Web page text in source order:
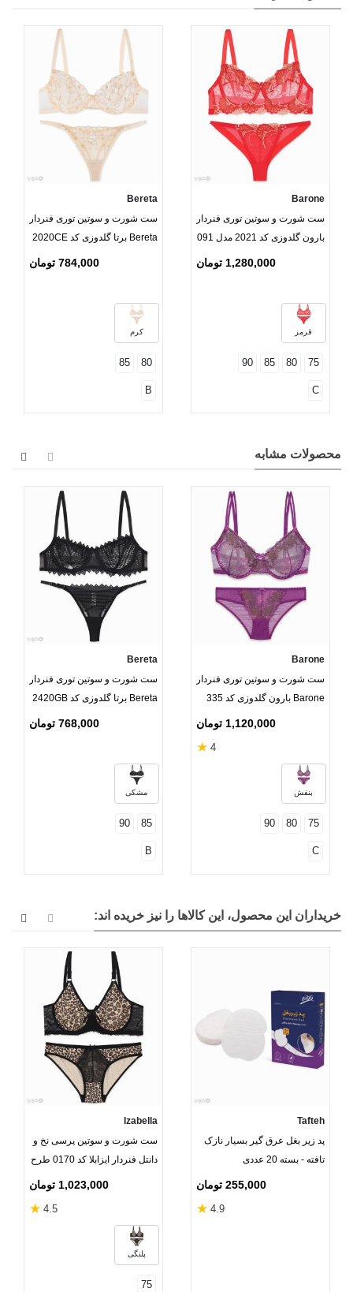
Barone
ست شورت و سوتین توری فنردار
بارون گلدوزی کد 2021 مدل 091
1,280,000 تومان
قرمز
75
80
85
90
C
Bereta
ست شورت و سوتین توری فنردار
Bereta برتا گلدوزی کد 2020CE
784,000 تومان
کرم
80
85
B
محصولات مشابه
Barone
ست شورت و سوتین توری فنردار
Barone بارون گلدوزی کد 335
1,120,000 تومان
4
★
بنفش
75
80
90
C
Bereta
ست شورت و سوتین توری فنردار
Bereta برتا گلدوزی کد 2420GB
768,000 تومان
مشکی
85
90
B
خریداران این محصول، این کالاها را نیز خریده اند:
Tafteh
پد زیر بغل عرق گیر بسیار نازک
تافته - بسته 20 عددی
255,000 تومان
4.9
★
Izabella
ست شورت و سوتین پرسی نخ و
دانتل فنردار ایزابلا کد 0170 طرح
1,023,000 تومان
4.5
★
پلنگی
75